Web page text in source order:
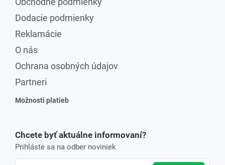
Dodacie podmienky
Reklamácie
O nás
Ochrana osobných údajov
Partneri
Možnosti platieb
Chcete byť aktuálne informovaní?
Prihláste sa na odber noviniek